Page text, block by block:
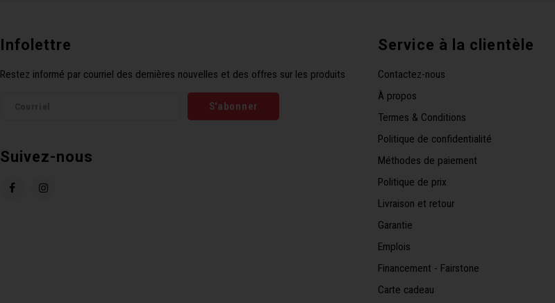
Infolettre
Restez informé par courriel des dernières nouvelles et des offres sur les produits
S'abonner
Suivez-nous
Service à la clientèle
Contactez-nous
À propos
Termes & Conditions
Politique de confidentialité
Méthodes de paiement
Politique de prix
Livraison et retour
Garantie
Emplois
Financement - Fairstone
Carte cadeau